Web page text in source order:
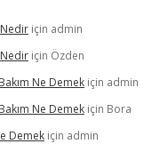
için admin
için Özden
Ne Demek için admin
Ne Demek için Bora
Demek için admin